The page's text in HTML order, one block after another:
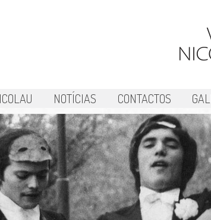
NOTÍCIAS CONTACTOS